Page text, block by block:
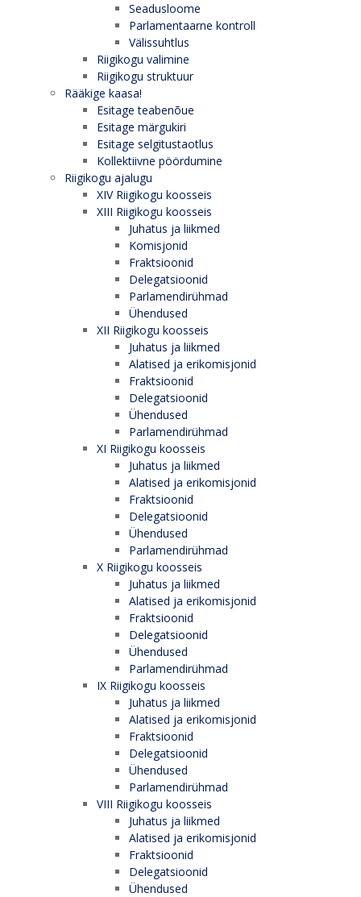
Seadusloome
Parlamentaarne kontroll
Välissuhtlus
Riigikogu valimine
Riigikogu struktuur
Rääkige kaasa!
Esitage teabenõue
Esitage märgukiri
Esitage selgitustaotlus
Kollektiivne pöördumine
Riigikogu ajalugu
XIV Riigikogu koosseis
XIII Riigikogu koosseis
Juhatus ja liikmed
Komisjonid
Fraktsioonid
Delegatsioonid
Parlamendirühmad
Ühendused
XII Riigikogu koosseis
Juhatus ja liikmed
Alatised ja erikomisjonid
Fraktsioonid
Delegatsioonid
Ühendused
Parlamendirühmad
XI Riigikogu koosseis
Juhatus ja liikmed
Alatised ja erikomisjonid
Fraktsioonid
Delegatsioonid
Ühendused
Parlamendirühmad
X Riigikogu koosseis
Juhatus ja liikmed
Alatised ja erikomisjonid
Fraktsioonid
Delegatsioonid
Ühendused
Parlamendirühmad
IX Riigikogu koosseis
Juhatus ja liikmed
Alatised ja erikomisjonid
Fraktsioonid
Delegatsioonid
Ühendused
Parlamendirühmad
VIII Riigikogu koosseis
Juhatus ja liikmed
Alatised ja erikomisjonid
Fraktsioonid
Delegatsioonid
Ühendused